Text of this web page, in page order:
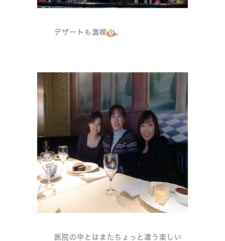
デザートも満喫 。
医院の中とはまたちょっと違う楽しい